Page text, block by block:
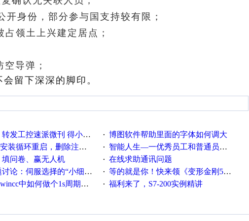
身份，部分参与国支持较有限；
领土上兴建定居点；
导弹；
留下深深的脚印。
控速派微刊 得小米手环 中奖通知 · 博图软件帮助里面的字体如何调大
环重启，删除注册表信息没有用 · 智能人生—一优秀员工和普通员工差别，精辟到位！
问卷、赢无人机 · 在线求助通讯问题
伺服选择的“小细节大学问”奖励公告 · 等的就是你！快来领《变形金刚5》观影券
中如何做个1s周期循环的脚本 · 福利来了，S7-200实例精讲